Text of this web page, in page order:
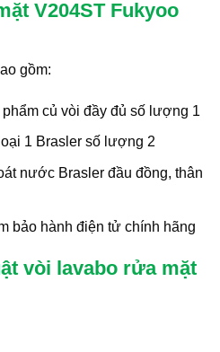
V204ST Fukyoo
gồm:
củ vòi đầy đủ số lượng 1
1 Brasler số lượng 2
nước Brasler đầu đồng, thân
bảo hành điện tử chính hãng
vòi lavabo rửa mặt